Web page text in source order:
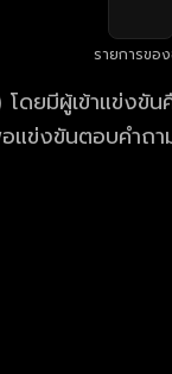
รายการขอ
ดยมีผู้เข้าแข่งขั
ข่งขันตอบคำถา